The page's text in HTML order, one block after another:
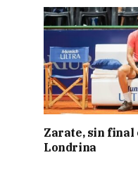
Zarate, sin final
Londrina